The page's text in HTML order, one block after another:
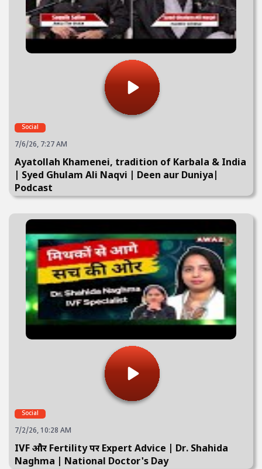
Social
7/6/26, 7:27 AM
Ayatollah Khamenei, tradition of Karbala & India
| Syed Ghulam Ali Naqvi | Deen aur Duniya|
Podcast
Social
7/2/26, 10:28 AM
IVF और Fertility पर Expert Advice | Dr. Shahida
Naghma | National Doctor's Day